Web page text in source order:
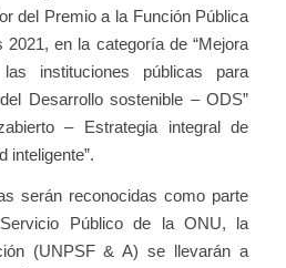
del Premio a la Función Pública
en la categoría de “Mejora
instituciones públicas para
Desarrollo sostenible – ODS”
– Estrategia integral de
inteligente”.
serán reconocidas como parte
Público de la ONU, la
(UNPSF & A) se llevarán a